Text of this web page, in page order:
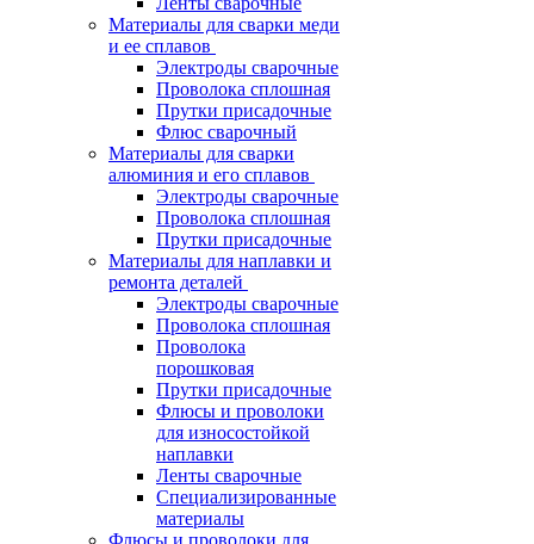
Материалы для сварки меди
и ее сплавов
Электроды сварочные
Проволока сплошная
Прутки присадочные
Флюс сварочный
Материалы для сварки
алюминия и его сплавов
Электроды сварочные
Проволока сплошная
Прутки присадочные
Материалы для наплавки и
ремонта деталей
Электроды сварочные
Проволока сплошная
Проволока
порошковая
Прутки присадочные
Флюсы и проволоки
для износостойкой
наплавки
Ленты сварочные
Специализированные
материалы
Флюсы и проволоки для